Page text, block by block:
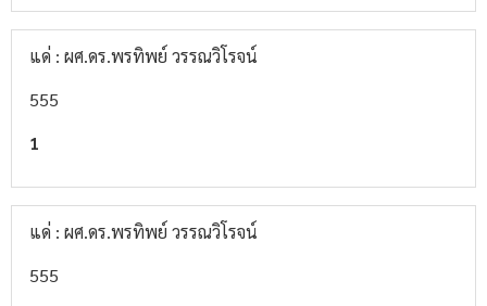
แด่ : ผศ.ดร.พรทิพย์ วรรณวิโรจน์
555
1
แด่ : ผศ.ดร.พรทิพย์ วรรณวิโรจน์
555